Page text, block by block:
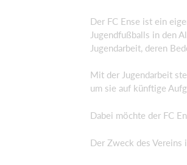
Der FC Ense ist ein
Jugendfußballs in den
Jugendarbeit, deren
Mit der Jugendarbeit
um sie auf künftige
Dabei möchte der FC
Der Zweck des Vereins